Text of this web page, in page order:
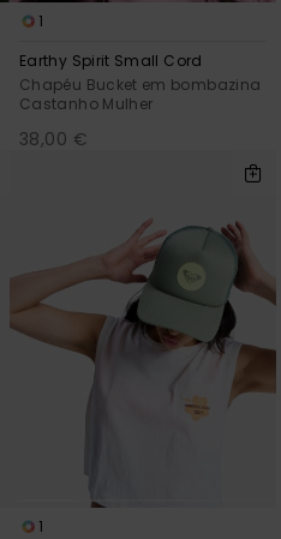
1
Earthy Spirit Small Cord
Chapéu Bucket em bombazina
Castanho Mulher
38,00 €
1